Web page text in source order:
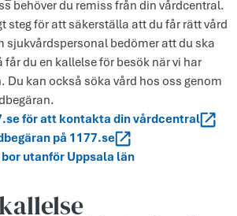
behöver du remiss från din vårdcentral.
steg för att säkerställa att du får rätt vård
sjukvårdspersonal bedömer att du ska
du en kallelse för besök när vi har
Du kan också söka vård hos oss genom
för att kontakta din vårdcentral
på 1177.se
utanför Uppsala län